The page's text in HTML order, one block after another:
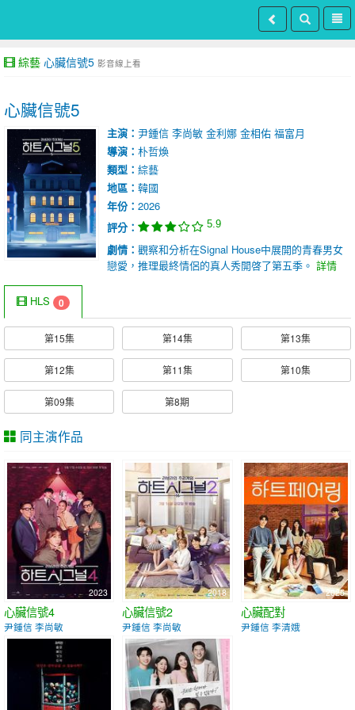
綜藝 心臟信號5 影音線上看
心臟信號5
主演： 尹鍾信 李尚敏 金利娜 金相佑 福富月
導演： 朴哲煥
類型： 綜藝
地區： 韓國
年份： 2026
評分：
5.9
劇情： 觀察和分析在Signal House中展開的青春男女
戀愛，推理最終情侶的真人秀開啓了第五季。 詳情
HLS 0
第15集 第14集 第13集
第12集 第11集 第10集
第09集 第8期
同主演作品
2023
心臟信號4
尹鍾信 李尚敏
2018
心臟信號2
尹鍾信 李尚敏
2025
心臟配對
尹鍾信 李清娥